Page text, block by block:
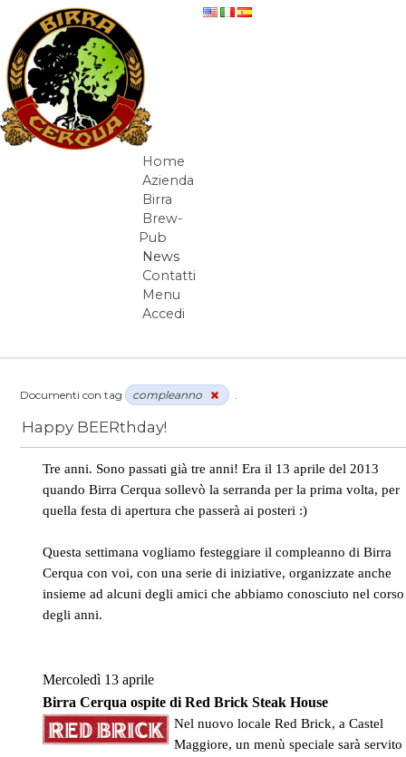
Salta al contenuto
Navigazione
Home
Azienda
Birra
Brew-
Pub
News
Contatti
Menu
Accedi
Elementi Navigazione
News / compleanno
Documenti con tag compleanno
Happy BEERthday!
Tre anni. Sono passati già tre anni! Era il 13 aprile del 2013
quando Birra Cerqua sollevò la serranda per la prima volta, per
quella festa di apertura che passerà ai posteri :)
Questa settimana vogliamo festeggiare il compleanno di Birra
Cerqua con voi, con una serie di iniziative, organizzate anche
insieme ad alcuni degli amici che abbiamo conosciuto nel corso
degli anni.
Mercoledì 13 aprile
Birra Cerqua ospite di Red Brick Steak House
Nel nuovo locale Red Brick, a Castel
Maggiore, un menù speciale sarà